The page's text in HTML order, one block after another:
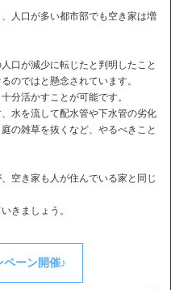
人口が多い都市部でも空き家は増
口が減少に転じたと判明したこと
のではと懸念されています。
分活かすことが可能です。
水を流して配水管や下水管の劣化
の雑草を抜くなど、やるべきこと
空き家も人が住んでいる家と同じ
きましょう。
ペーン開催♪